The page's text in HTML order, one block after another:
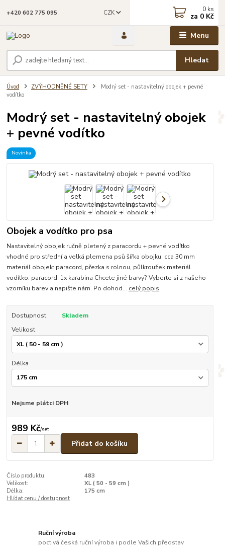
Menu
CZK
Hledat
+420 602 775 095 0 ks
za 0 Kč
Úvod ZVÝHODNĚNÉ SETY
Modrý set - nastavitelný obojek + pevné
vodítko
Modrý set - nastavitelný obojek
+ pevné vodítko
Novinka
Obojek a vodítko pro psa
Nastavitelný obojek ručně pletený z paracordu + pevné vodítko
vhodné pro střední a velká plemena psů šířka obojku: cca 30 mm
materiál obojek: paracord, přezka s rolnou, půlkroužek materiál
vodítko: paracord, 1x karabina Chcete jiné barvy? Vyberte si z našeho
vzorníku barev a napište nám. Po dohod... celý popis
Dostupnost
Skladem
Velikost
Délka
Nejsme plátci DPH
989 Kč/set
Přidat do košíku
Číslo produktu:
483
Velikost:
XL ( 50 - 59 cm )
Délka:
175 cm
Hlídat cenu / dostupnost
Ruční výroba
poctivá česká ruční výroba i podle Vašich představ